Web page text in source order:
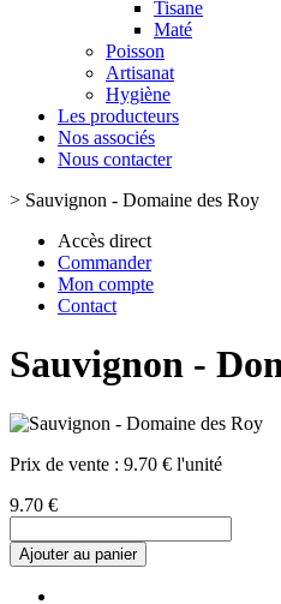
Tisane
Maté
Poisson
Artisanat
Hygiène
Les producteurs
Nos associés
Nous contacter
> Sauvignon - Domaine des Roy
Accès direct
Commander
Mon compte
Contact
Sauvignon -
Prix de vente : 9.70 € l'unité
9.70 €
Ajouter au panier